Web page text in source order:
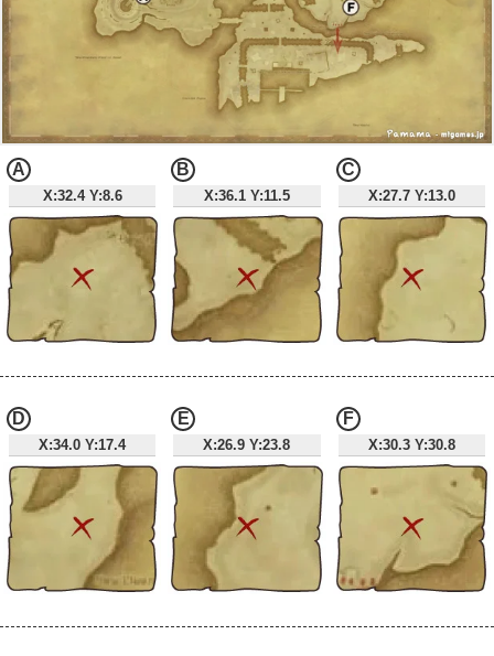
X:32.4 Y:8.6
A
X:36.1 Y:11.5
B
X:27.7 Y:13.0
C
X:34.0 Y:17.4
D
X:26.9 Y:23.8
E
X:30.3 Y:30.8
F